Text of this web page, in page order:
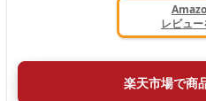
レビュ
楽天市場で商